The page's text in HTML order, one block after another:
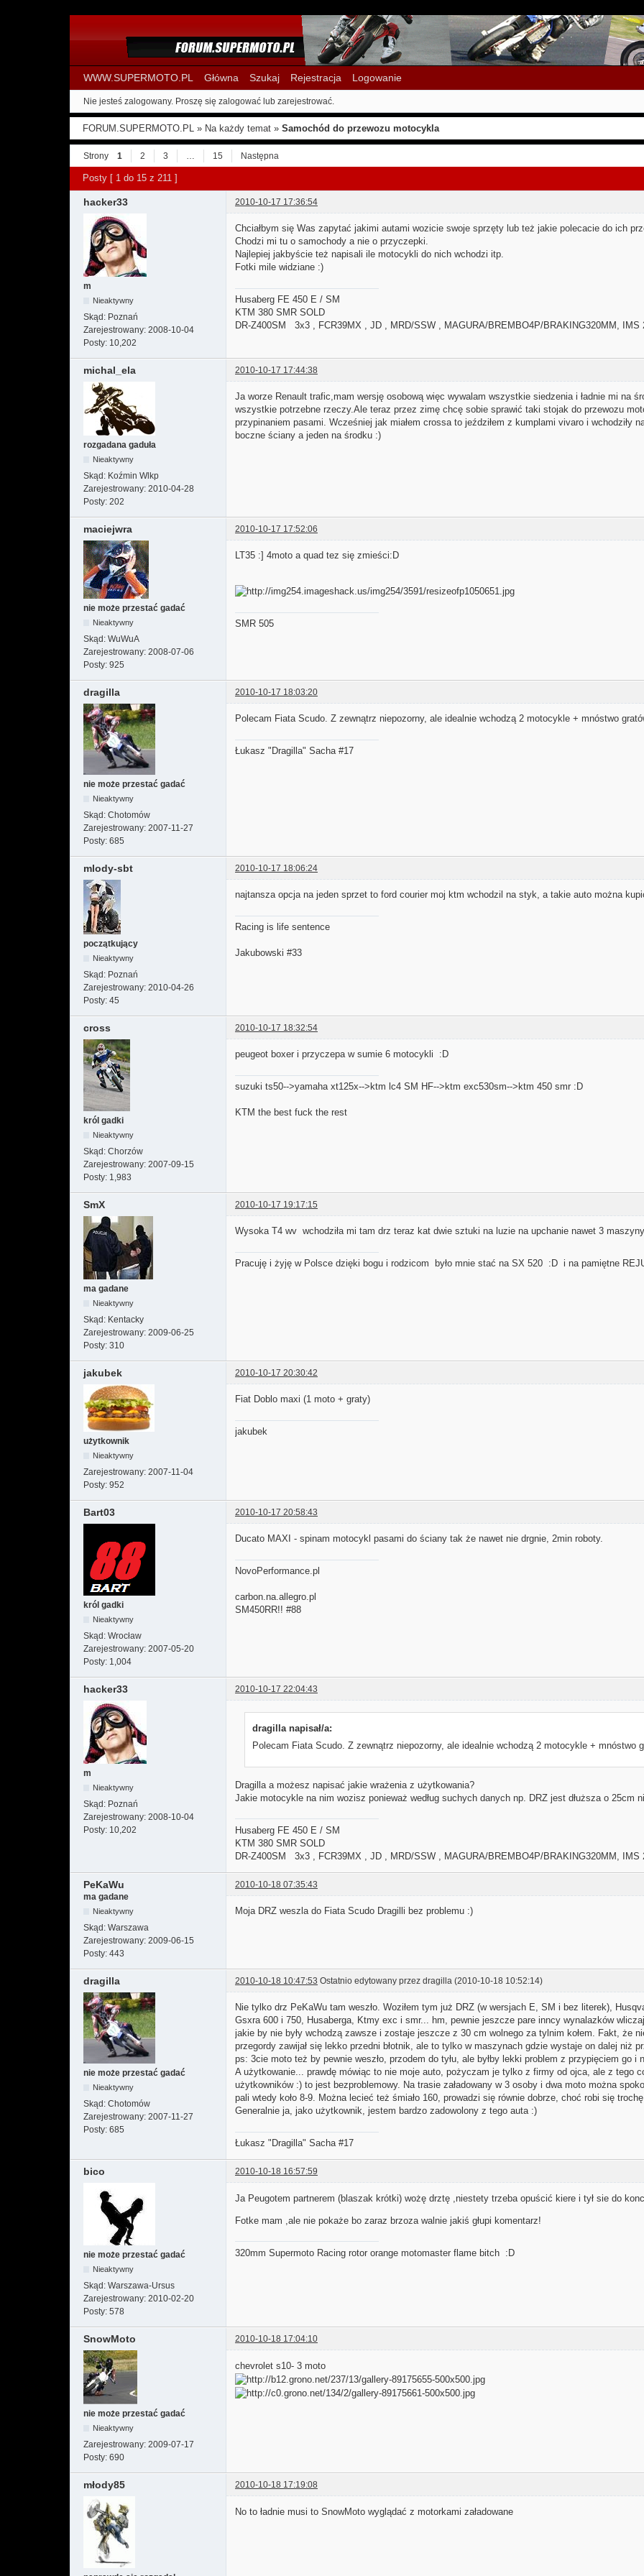
WWW.SUPERMOTO.PL Główna Szukaj Rejestracja Logowanie
Nie jesteś zalogowany. Proszę się zalogować lub zarejestrować.
FORUM.SUPERMOTO.PL » Na każdy temat »Samochód do przewozu motocykla
Strony 1 2 3 15 Następna
Posty [ 1 do 15 z 211 ]
hacker33 2010-10-17 17:36:54
m
Nieaktywny
Skąd: Poznań
Zarejestrowany: 2008-10-04
Posty: 10,202
Chciałbym się Was zapytać jakimi autami wozicie swoje sprzęty lub też jakie polecacie do ich
Chodzi mi tu o samochody a nie o przyczepki.
Najlepiej jakbyście też napisali ile motocykli do nich wchodzi itp.
Fotki mile widziane :)
Husaberg FE 450 E / SM
KTM 380 SMR SOLD
DR-Z400SM 3x3 , FCR39MX , JD , MRD/SSW , MAGURA/BREMBO4P/BRAKING320MM,
michal_ela 2010-10-17 17:44:38
rozgadana gaduła
Nieaktywny
Skąd: Koźmin Wlkp
Zarejestrowany: 2010-04-28
Posty: 202
Ja worze Renault trafic,mam wersję osobową więc wywalam wszystkie siedzenia i ładnie mi na
wszystkie potrzebne rzeczy.Ale teraz przez zimę chcę sobie sprawić taki stojak do przewozu
przypinaniem pasami. Wcześniej jak miałem crossa to jeździłem z kumplami vivaro i wchodziły
boczne ściany a jeden na środku :)
maciejwra 2010-10-17 17:52:06
nie może przestać gadać
Nieaktywny
Skąd: WuWuA
Zarejestrowany: 2008-07-06
Posty: 925
LT35 :] 4moto a quad tez się zmieści:D
SMR 505
dragilla 2010-10-17 18:03:20
nie może przestać gadać
Nieaktywny
Skąd: Chotomów
Zarejestrowany: 2007-11-27
Posty: 685
Polecam Fiata Scudo. Z zewnątrz niepozorny, ale idealnie wchodzą 2 motocykle + mnóstwo
Łukasz "Dragilla" Sacha #17
mlody-sbt 2010-10-17 18:06:24
początkujący
Nieaktywny
Skąd: Poznań
Zarejestrowany: 2010-04-26
Posty: 45
najtansza opcja na jeden sprzet to ford courier moj ktm wchodzil na styk, a takie auto można
Racing is life sentence
Jakubowski #33
cross 2010-10-17 18:32:54
król gadki
Nieaktywny
Skąd: Chorzów
Zarejestrowany: 2007-09-15
Posty: 1,983
peugeot boxer i przyczepa w sumie 6 motocykli :D
suzuki ts50-->yamaha xt125x-->ktm lc4 SM HF-->ktm exc530sm-->ktm 450 smr :D
KTM the best fuck the rest
SmX 2010-10-17 19:17:15
ma gadane
Nieaktywny
Skąd: Kentacky
Zarejestrowany: 2009-06-25
Posty: 310
Wysoka T4 wv wchodziła mi tam drz teraz kat dwie sztuki na luzie na upchanie nawet 3
Pracuję i żyję w Polsce dzięki bogu i rodzicom było mnie stać na SX 520 :D i na pamiętne
jakubek 2010-10-17 20:30:42
użytkownik
Nieaktywny
Zarejestrowany: 2007-11-04
Posty: 952
Fiat Doblo maxi (1 moto + graty)
jakubek
Bart03 2010-10-17 20:58:43
król gadki
Nieaktywny
Skąd: Wrocław
Zarejestrowany: 2007-05-20
Posty: 1,004
Ducato MAXI - spinam motocykl pasami do ściany tak że nawet nie drgnie, 2min roboty.
NovoPerformance.pl
carbon.na.allegro.pl
SM450RR!! #88
hacker33 2010-10-17 22:04:43
m
Nieaktywny
Skąd: Poznań
Zarejestrowany: 2008-10-04
Posty: 10,202
dragilla napisał/a:
Polecam Fiata Scudo. Z zewnątrz niepozorny, ale idealnie wchodzą 2 motocykle + mnóstwo
Dragilla a możesz napisać jakie wrażenia z użytkowania?
Jakie motocykle na nim wozisz ponieważ według suchych danych np. DRZ jest dłuższa o 25cm
Husaberg FE 450 E / SM
KTM 380 SMR SOLD
DR-Z400SM 3x3 , FCR39MX , JD , MRD/SSW , MAGURA/BREMBO4P/BRAKING320MM,
PeKaWu
2010-10-18 07:35:43
ma gadane
Nieaktywny
Skąd: Warszawa
Zarejestrowany: 2009-06-15
Posty: 443
Moja DRZ weszla do Fiata Scudo Dragilli bez problemu :)
dragilla 2010-10-18 10:47:53 Ostatnio edytowany przez dragilla (2010-10-18 10:52:14)
nie może przestać gadać
Nieaktywny
Skąd: Chotomów
Zarejestrowany: 2007-11-27
Posty: 685
Nie tylko drz PeKaWu tam weszło. Woziłem tym już DRZ (w wersjach E, SM i bez literek),
Gsxra 600 i 750, Husaberga, Ktmy exc i smr... hm, pewnie jeszcze pare inncy wynalazków
jakie by nie były wchodzą zawsze i zostaje jeszcze z 30 cm wolnego za tylnim kołem. Fakt, że
przegordy zawijał się lekko przedni błotnik, ale to tylko w maszynach gdzie wystaje on dalej niż
ps: 3cie moto też by pewnie weszło, przodem do tyłu, ale byłby lekki problem z przypięciem go i
A użytkowanie... prawdę mówiąc to nie moje auto, pożyczam je tylko z firmy od ojca, ale z tego
użytkowników :) to jest bezproblemowy. Na trasie załadowany w 3 osoby i dwa moto można
pali wtedy koło 8-9. Można lecieć też śmiało 160, prowadzi się równie dobrze, choć robi się
Generalnie ja, jako użytkownik, jestem bardzo zadowolony z tego auta :)
Łukasz "Dragilla" Sacha #17
bico 2010-10-18 16:57:59
nie może przestać gadać
Nieaktywny
Skąd: Warszawa-Ursus
Zarejestrowany: 2010-02-20
Posty: 578
Ja Peugotem partnerem (blaszak krótki) wożę drztę ,niestety trzeba opuścić kiere i tył sie do
Fotke mam ,ale nie pokaże bo zaraz brzoza walnie jakiś głupi komentarz!
320mm Supermoto Racing rotor orange motomaster flame bitch :D
SnowMoto 2010-10-18 17:04:10
nie może przestać gadać
Nieaktywny
Zarejestrowany: 2009-07-17
Posty: 690
chevrolet s10- 3 moto
młody85 2010-10-18 17:19:08
No to ładnie musi to SnowMoto wyglądać z motorkami załadowane